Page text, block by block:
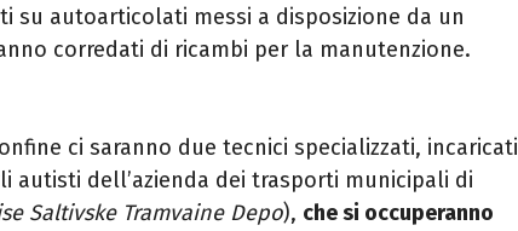
su autoarticolati messi a disposizione da un
corredati di ricambi per la manutenzione.
ci saranno due tecnici specializzati, incaricati
autisti dell’azienda dei trasporti municipali di
Saltivske Tramvaine Depo), che si occuperanno